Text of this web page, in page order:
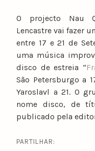
O projecto Nau
Lencastre vai fazer
entre 17 e 21 de
uma música
disco de estreia “
São Petersburgo a
Yaroslavl a 21. O
nome disco, de
publicado pela
PARTILHAR: